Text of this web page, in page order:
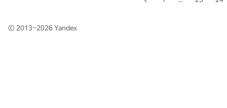
© 2013–2026Yandex